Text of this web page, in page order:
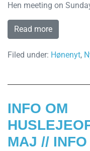
Hen meeting on
Read more
Filed under: Hønenyt,
INFO OM
MAJ //